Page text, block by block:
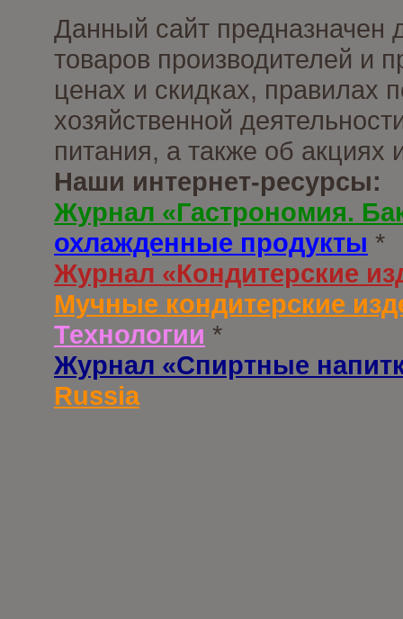
Данный сайт предназначен
товаров производителей и
ценах и скидках, правилах
хозяйственной
питания, а также об
Наши интернет-ресурсы:
Журнал «Гастрономия.
охлажденные продукты *
Журнал «Кондитерские
Мучные кондитерские
Технологии *
Журнал «Спиртные
Russia